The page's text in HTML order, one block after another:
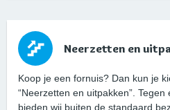
Neerzetten en
Koop je een fornuis? Dan kun je
“Neerzetten en uitpakken”.
bieden wij buiten de standaard